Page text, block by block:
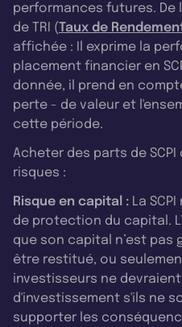
performances futures. De
de TRI (Taux de
affichée : Il exprime la
placement financier en
donnée, il prend en
perte - de valeur et
cette période.
Acheter des parts de
risques :
Risque en capital : La
de protection du capital.
que son capital n’est pas
être restitué, ou
investisseurs ne
d'investissement s'ils ne
supporter les